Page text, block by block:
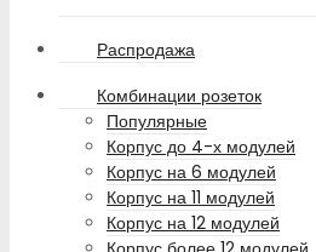
Распродажа
Комбинации розеток
Популярные
Корпус до 4-х модулей
Корпус на 6 модулей
Корпус на 11 модулей
Корпус на 12 модулей